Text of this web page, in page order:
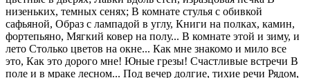
низеньких, темных сенях; В комнате стулья с обивкой
сафьяной, Образ с лампадой в углу, Книги на полках, камин,
фортепьяно, Мягкий ковер на полу... В комнате этой и зиму, и
лето Столько цветов на окне... Как мне знакомо и мило все
это, Как это дорого мне! Юные грезы! Счастливые встречи В
поле и в мраке лесном... Под вечер долгие, тихие речи Рядом,